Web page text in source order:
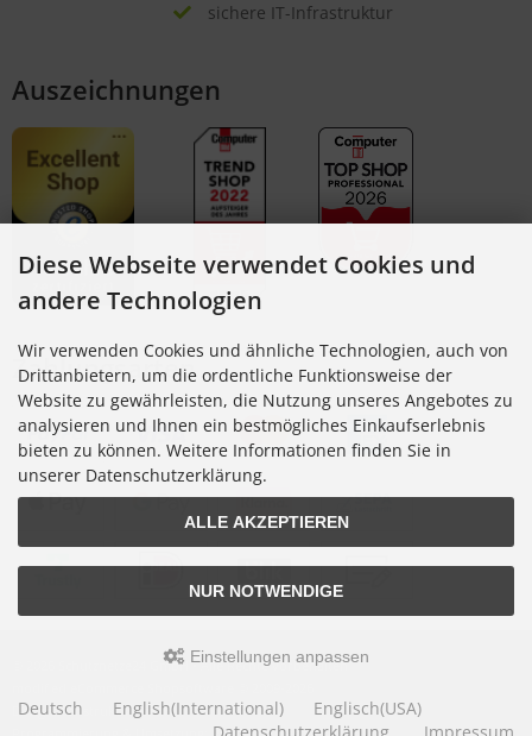
sichere IT-Infrastruktur
Auszeichnungen
Zahlungsarten
© 2026 Schutznetze24 GmbH • Alle Rechte vorbehalten
Design: construktiv GmbH
Diese Webseite verwendet Cookies und
andere Technologien
Wir verwenden Cookies und ähnliche Technologien, auch von
Drittanbietern, um die ordentliche Funktionsweise der
Website zu gewährleisten, die Nutzung unseres Angebotes zu
analysieren und Ihnen ein bestmögliches Einkaufserlebnis
bieten zu können. Weitere Informationen finden Sie in
unserer Datenschutzerklärung.
ALLE AKZEPTIEREN
NUR NOTWENDIGE
Einstellungen anpassen
Deutsch English(International)
Englisch(USA)